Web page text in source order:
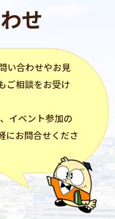
せ
い合わせやお見
ご相談をお受け
、イベント参加の
にお問合せくださ